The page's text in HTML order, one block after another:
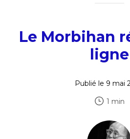
Le Morbihan
ligne
Publié le 9 mai
1 min